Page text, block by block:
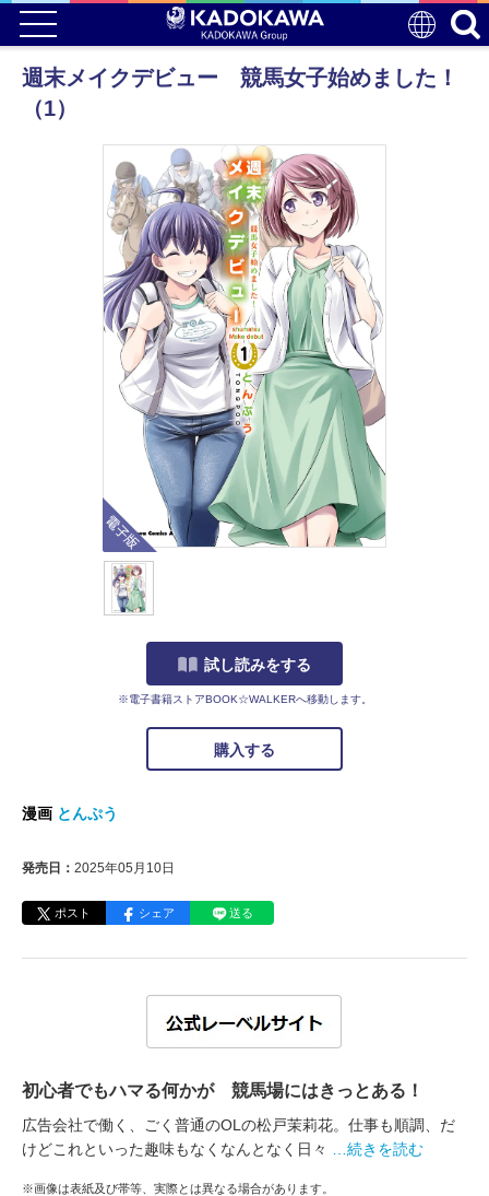
週末メイクデビュー 競馬女子始めました！
（1）
電子版
試し読みをする
※電子書籍ストアBOOK☆WALKERへ移動します。
購入する
漫画 とんぷう
発売日： 2025年05月10日
ポスト シェア 送る
初心者でもハマる何かが 競馬場にはきっとある！
広告会社で働く、ごく普通のOLの松戸茉莉花。仕事も順調、だ
けどこれといった趣味もなくなんとなく日々
…続きを読む
※画像は表紙及び帯等、実際とは異なる場合があります。